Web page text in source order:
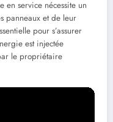
en service nécessite un
panneaux et de leur
pour s’assurer
est injectée
le propriétaire